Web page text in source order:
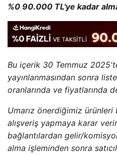
%0 90.000 TL'ye kadar
Bu içerik 30 Temmuz
yayınlanmasından sonra
oranlarında ve fiyatlarında
Umarız önerdiğimiz
alışveriş yapmaya karar
bağlantılardan gelir/
alma işleminden sonra